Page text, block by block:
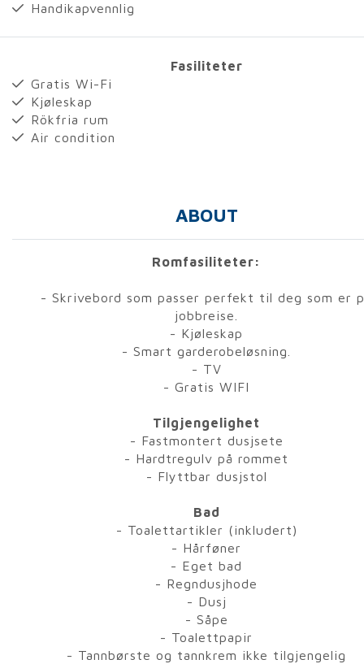
Handikapvennlig
Fasiliteter
Gratis Wi-Fi
Kjøleskap
Rökfria rum
Air condition
ABOUT
Romfasiliteter:
- Skrivebord som passer perfekt til deg som er
jobbreise.
- Kjøleskap
- Smart garderobeløsning.
- TV
- Gratis WIFI
Tilgjengelighet
- Fastmontert dusjsete
- Hardtregulv på rommet
- Flyttbar dusjstol
Bad
- Toalettartikler (inkludert)
- Hårføner
- Eget bad
- Regndusjhode
- Dusj
- Såpe
- Toalettpapir
- Tannbørste og tannkrem ikke tilgjengelig